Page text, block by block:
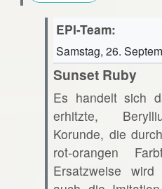
EPI-Team:
Samstag, 26.
Sunset Ruby
Es handelt sich
erhitzte,
Korunde, die
rot-orangen
Ersatzweise